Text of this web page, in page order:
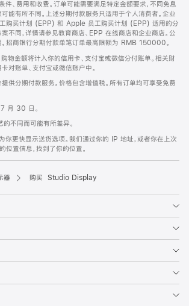
件、费用和收费。订单可能需要满足特定金额要求，不同免息
能有所不同。上述分期付款服务只适用于个人消费者。企业
工购买计划 (EPP) 和 Apple 员工购买计划 (EPP) 适用的分
不同，详情请参见教育商店、EPP 在线商店和企业商店。公
招商银行分期付款单笔订单最高限额为 RMB 150000。
物金额将计入你的信用卡、支付宝或微信分付账单。相关财
对账单、支付宝或微信账户中。
供分期付款服务。价格包含增值税。所有订单均可享受免费
月 30 日。
不同而可能有所差异。
你更快显示送货选项。我们通过你的 IP 地址，或者你在上次
置信息，找到了你的位置。
器 购买 Studio Display